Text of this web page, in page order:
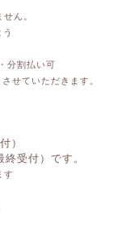
ん。
分割払い可
せていただきます。
）
受付）です。
す